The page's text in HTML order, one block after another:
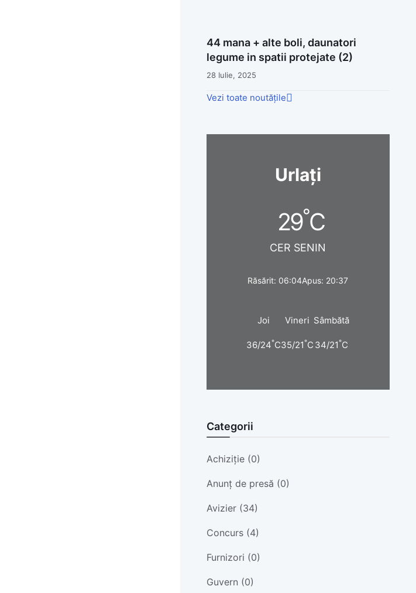
44 mana + alte boli, daunatori
legume in spatii protejate (2)
28 Iulie, 2025
Vezi toate noutățile
Urlați
29°C
CER SENIN
Răsărit: 06:04Apus: 20:37
Joi
36/24°C
Vineri
35/21°C
Sâmbătă
34/21°C
Categorii
Achiziție (0)
Anunț de presă (0)
Avizier (34)
Concurs (4)
Furnizori (0)
Guvern (0)